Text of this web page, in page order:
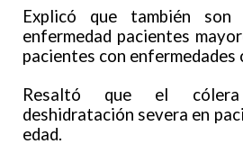
Explicó que también
enfermedad pacientes
pacientes con
Resaltó que el
deshidratación severa en
edad.